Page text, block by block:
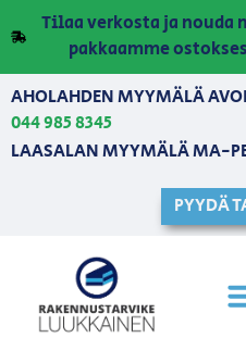
Tilaa verkosta ja nouda
pakkaamme
AHOLAHDEN MYYMÄLÄ
044 985 8345
LAASALAN MYYMÄLÄ MA-
PYYDÄ